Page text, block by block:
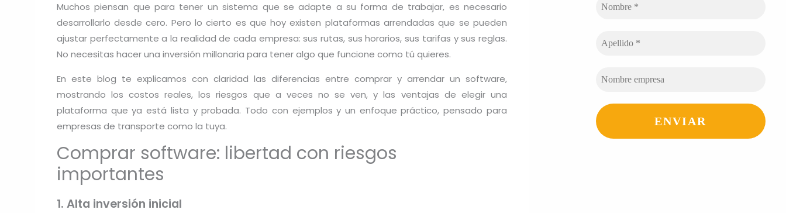
Muchos piensan que para tener un sistema que se adapte a su forma de trabajar, es necesario
desarrollarlo desde cero. Pero lo cierto es que hoy existen plataformas arrendadas que se pueden
ajustar perfectamente a la realidad de cada empresa: sus rutas, sus horarios, sus tarifas y sus reglas.
No necesitas hacer una inversión millonaria para tener algo que funcione como tú quieres.
En este blog te explicamos con claridad las diferencias entre comprar y arrendar un software,
mostrando los costos reales, los riesgos que a veces no se ven, y las ventajas de elegir una
plataforma que ya está lista y probada. Todo con ejemplos y un enfoque práctico, pensado para
empresas de transporte como la tuya.
Comprar software: libertad con riesgos
importantes
1. Alta inversión inicial